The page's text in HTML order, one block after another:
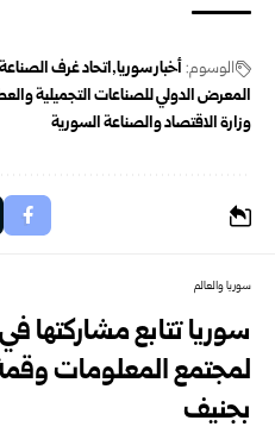
الوسوم: أخبار سوريا اتحاد غرف
المعرض الدولي للصناعات التجميلية
وزارة الاقتصاد والصناعة السورية
سوريا والعالم
سوريا تتابع مشاركتها
لمجتمع المعلومات
بجنيف